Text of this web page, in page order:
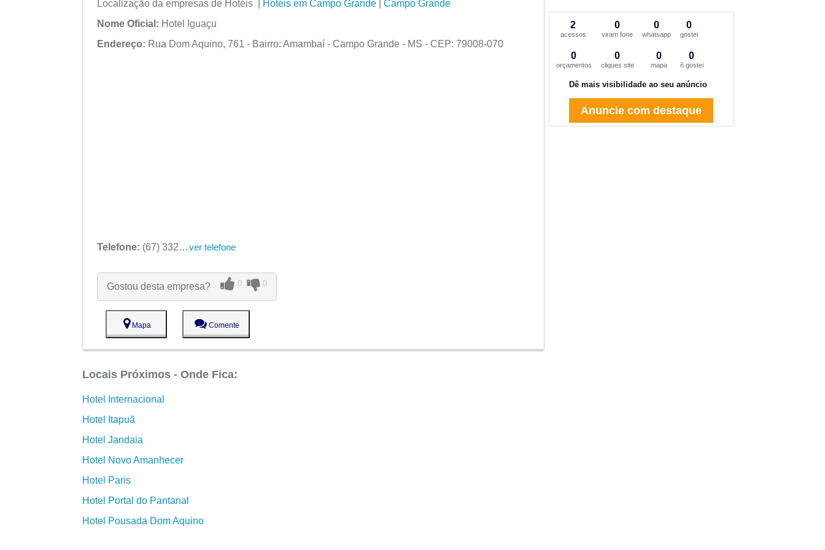
Localização da empresas de Hotéis | Hotéis em Campo Grande| Campo Grande
Nome Oficial: Hotel Iguaçu
Endereço: Rua Dom Aquino, 761 - Bairro: Amambaí - Campo Grande - MS - CEP: 79008-070
Telefone: (67) 3322-4621 ver telefone
Gostou desta empresa? 0 0
Mapa Comente
Locais Próximos - Onde Fica:
Hotel Internacional
Hotel Itapuã
Hotel Jandaia
Hotel Novo Amanhecer
Hotel Paris
Hotel Portal do Pantanal
Hotel Pousada Dom Aquino
2
acessos
0
viram fone
0
whatsapp
0
gostei
0
orçamentos
0
cliques site
0
mapa
0
ñ gostei
Dê mais visibilidade ao seu anúncio
Anuncie com destaque